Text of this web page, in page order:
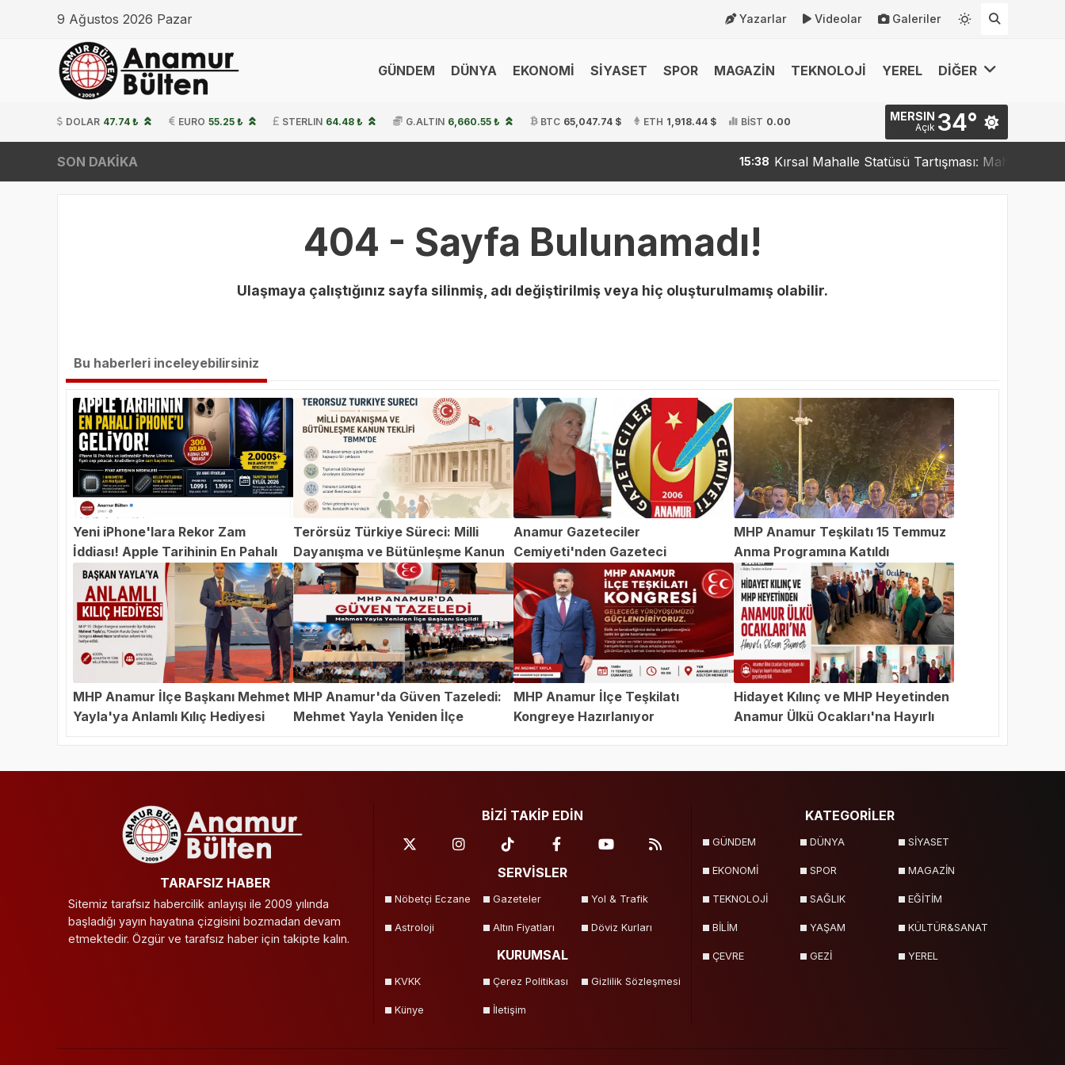
9 Ağustos 2026 Pazar Yazarlar Videolar Galeriler
GÜNDEM DÜNYA EKONOMİ SİYASET SPOR MAGAZİN TEKNOLOJİ YEREL DİĞER
DOLAR 47.74 ₺ EURO 55.25 ₺ STERLIN 64.48 ₺ G.ALTIN 6,660.55 ₺ BTC 65,047.74 $ ETH 1,918.44 $ BİST 0.00 MERSIN
Açık 34°
SON DAKİKA 15:38 Kırsal Mahalle Statüsü Tartışması: Mahalleler
404 - Sayfa Bulunamadı!
Ulaşmaya çalıştığınız sayfa silinmiş, adı değiştirilmiş veya hiç oluşturulmamış olabilir.
Bu haberleri inceleyebilirsiniz
Yeni iPhone'lara Rekor Zam
İddiası! Apple Tarihinin En Pahalı
iPhone'u Geliyor
Terörsüz Türkiye Süreci: Milli
Dayanışma ve Bütünleşme Kanun
Teklifi TBMM'de
Anamur Gazeteciler
Cemiyeti'nden Gazeteci
Abdülvahap Şehitoğlu'na Yapılan
Saldırıya Kınama
MHP Anamur Teşkilatı 15 Temmuz
Anma Programına Katıldı
MHP Anamur İlçe Başkanı Mehmet
Yayla'ya Anlamlı Kılıç Hediyesi
MHP Anamur'da Güven Tazeledi:
Mehmet Yayla Yeniden İlçe
MHP Anamur İlçe Teşkilatı
Kongreye Hazırlanıyor
Hidayet Kılınç ve MHP Heyetinden
Anamur Ülkü Ocakları'na Hayırlı
TARAFSIZ HABER
Sitemiz tarafsız habercilik anlayışı ile 2009 yılında
başladığı yayın hayatına çizgisini bozmadan devam
etmektedir. Özgür ve tarafsız haber için takipte kalın.
BİZİ TAKİP EDİN
SERVİSLER
Nöbetçi Eczane Gazeteler Yol & Trafik
Astroloji Altın Fiyatları Döviz Kurları
KURUMSAL
KVKK Çerez Politikası Gizlilik Sözleşmesi
Künye İletişim
KATEGORİLER
GÜNDEM DÜNYA SİYASET
EKONOMİ SPOR MAGAZİN
TEKNOLOJİ SAĞLIK EĞİTİM
BİLİM YAŞAM KÜLTÜR&SANAT
ÇEVRE GEZİ YEREL